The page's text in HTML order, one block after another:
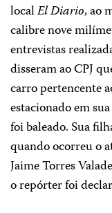
localEl Diario, ao
calibre nove
entrevistas
disseram ao CPJ
carro pertencente
estacionado em
foi baleado. Sua
quando ocorreu o
Jaime Torres
o repórter foi